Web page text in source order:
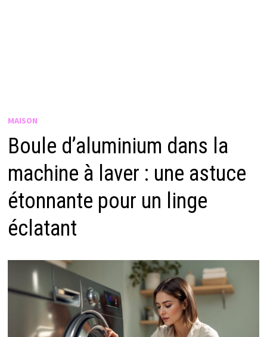
MAISON
Boule d’aluminium dans la
machine à laver : une astuce
étonnante pour un linge
éclatant